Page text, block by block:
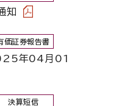
知
価証券報告書
年04月01
決算短信